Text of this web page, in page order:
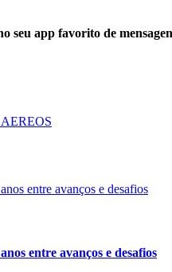
seu app favorito de
entre avanços e desafios